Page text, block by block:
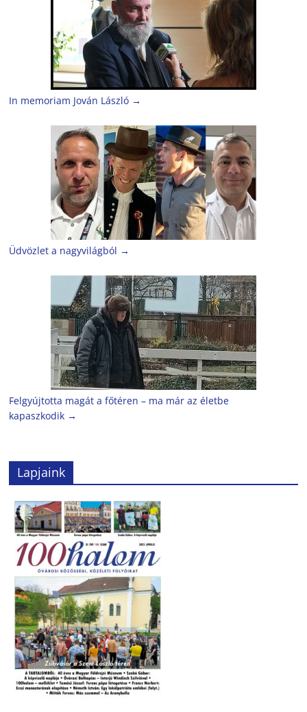
In memoriam Jován László →
Üdvözlet a nagyvilágból →
Felgyújtotta magát a főtéren – ma már az életbe
kapaszkodik →
Lapjaink